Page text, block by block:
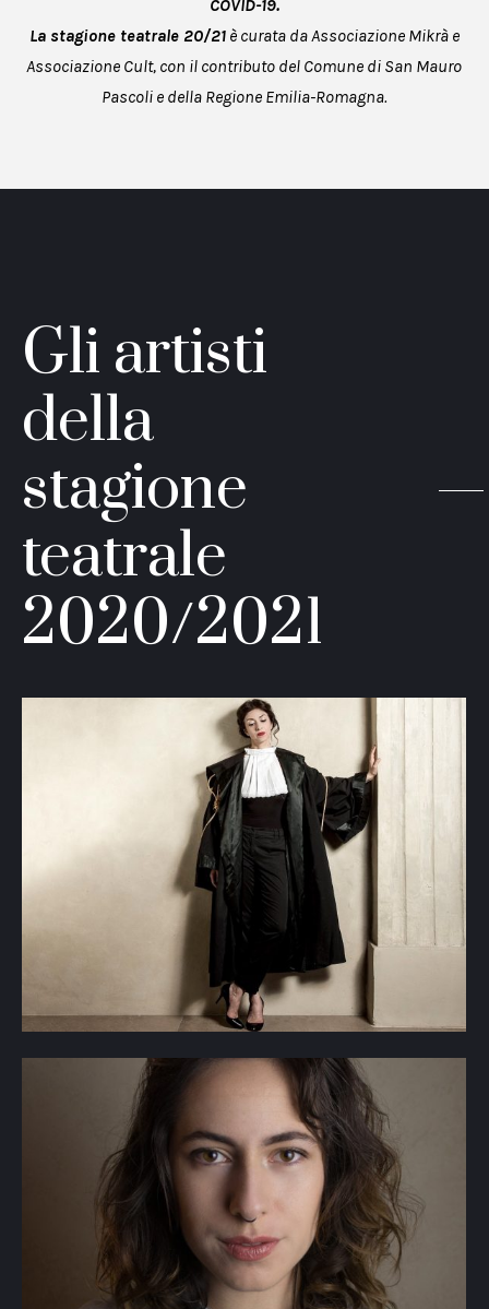
COVID-19.
La stagione teatrale 20/21è curata da Associazione Mikrà e
Associazione Cult, con il contributo del Comune di San Mauro
Pascoli e della Regione Emilia-Romagna.
Gli artisti
della
stagione
teatrale
2020/2021